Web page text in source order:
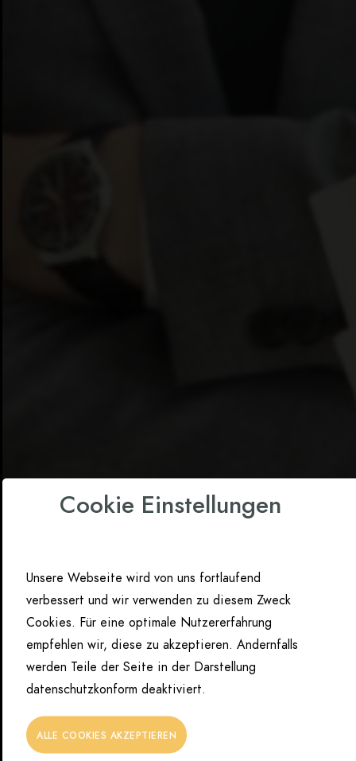
Cookie Einstellungen
Unsere Webseite wird von uns fortlaufend
verbessert und wir verwenden zu diesem Zweck
Cookies. Für eine optimale Nutzererfahrung
empfehlen wir, diese zu akzeptieren. Andernfalls
werden Teile der Seite in der Darstellung
datenschutzkonform deaktiviert.
ALLE COOKIES AKZEPTIEREN